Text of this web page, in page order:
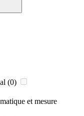
(0)
et mesure